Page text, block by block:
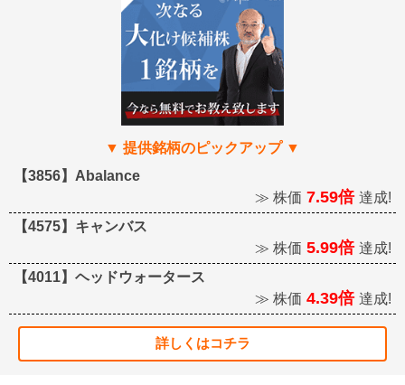
【3856】Abalance
≫ 株価 7.59倍 達成!
【4575】キャンバス
≫ 株価 5.99倍 達成!
【4011】ヘッドウォータース
≫ 株価 4.39倍 達成!
詳しくはコチラ